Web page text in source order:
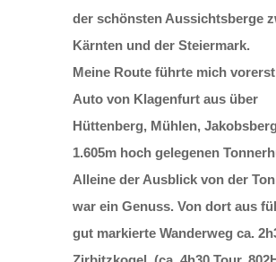
der schönsten Aussichtsberge
Kärnten und der Steiermark.
Meine Route führte mich
Auto von Klagenfurt aus über
Hüttenberg, Mühlen,
1.605m hoch gelegenen
Alleine der Ausblick von der
war ein Genuss. Von dort aus
gut markierte Wanderweg ca.